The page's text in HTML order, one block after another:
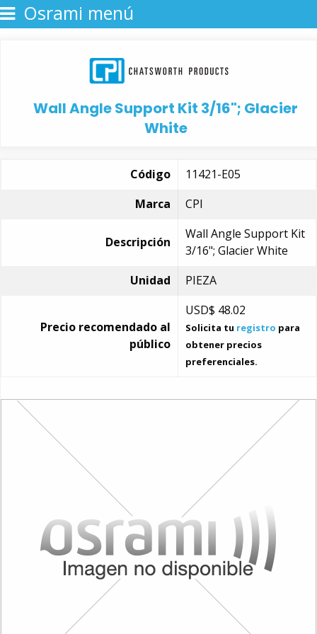
Osrami menú
Wall Angle Support Kit 3/16"; Glacier
White
Código
11421-E05
Marca
CPI
Descripción
Wall Angle Support Kit
3/16"; Glacier White
Unidad
PIEZA
Precio recomendado al
público
USD$ 48.02
Solicita tu registro para
obtener precios
preferenciales.